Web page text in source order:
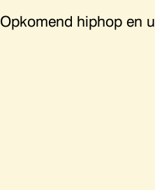
Opkomend hiphop en